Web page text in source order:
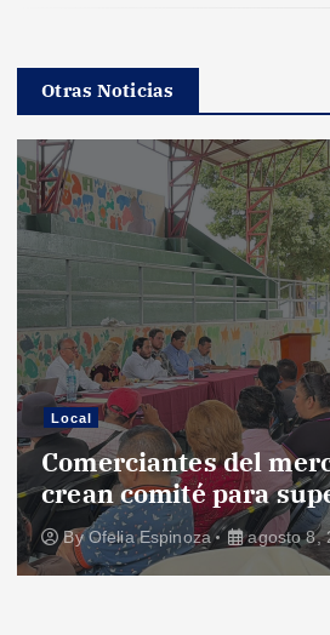
e
e
n
t
r
a
d
a
Otras Noticias
Local
Comerciantes del
crean comité para
ByOfelia Espinoza agosto 8,